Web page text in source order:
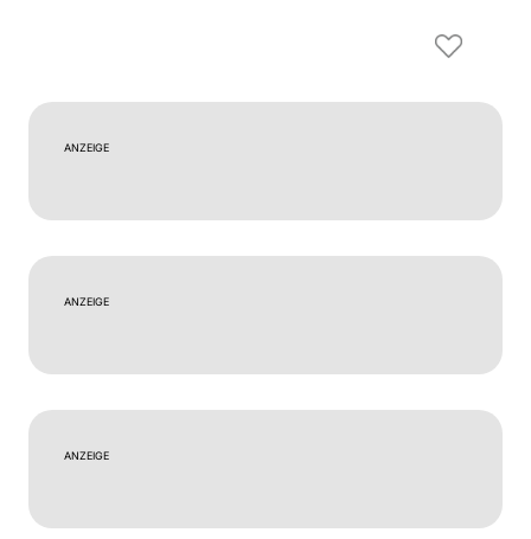
ANZEIGE
ANZEIGE
ANZEIGE